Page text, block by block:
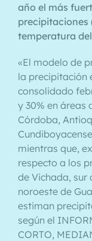
año el más
precipitaciones
temperatura
«El modelo de
la precipitación
consolidado
y 30% en áreas
Córdoba,
mientras que,
respecto a los
de Vichada, sur
noroeste de
estiman
según el
CORTO,